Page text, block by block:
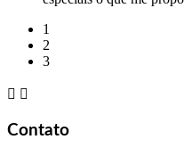
1
2
3
 
Contato